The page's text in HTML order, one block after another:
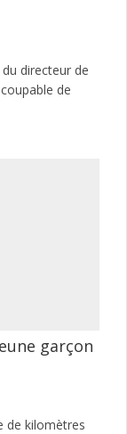
directeur de
de
garçon
de kilomètres